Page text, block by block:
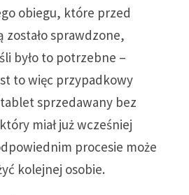
obiegu, które przed
zostało sprawdzone,
było to potrzebne –
to więc przypadkowy
sprzedawany bez
miał już wcześniej
procesie może
kolejnej osobie.